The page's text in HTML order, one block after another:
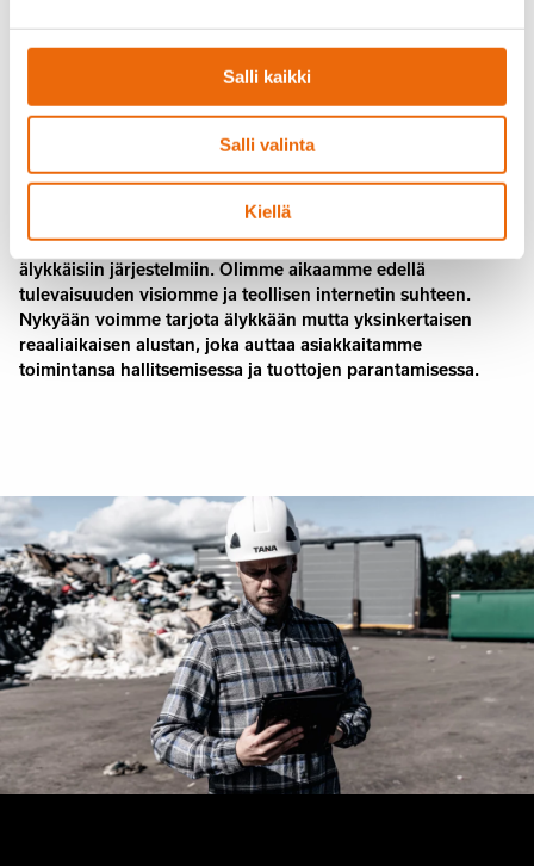
Salli kaikki
Salli valinta
Kiellä
älykkäämpiä toimintatapoja.
asiakkaita kehittämään liiketoimintaansa. Siksi aloimme
pelkkien koneiden sijaan kiinnittää huomiota asiakkaan
toimintaan kokonaisuutena. Kysyimme asiaa suoraan
kestäviä koneitamme älykkäämmin? Otimme rohkeasti
askeleen tuntemattomaan ja päätimme yhdistää koneemme
älykkäisiin järjestelmiin. Olimme aikaamme edellä
tulevaisuuden visiomme ja teollisen internetin suhteen.
Nykyään voimme tarjota älykkään mutta yksinkertaisen
reaaliaikaisen alustan, joka auttaa asiakkaitamme
toimintansa hallitsemisessa ja tuottojen parantamisessa.